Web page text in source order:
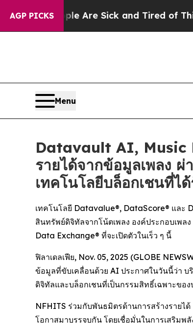
AGP PICKSAre Sick and Tired of This Politics
Menu
Datavault AI, Music
รายได้จากข้อมูลเพลง
เทคโนโลยีบล็อกเชนที่ไ
เทคโนโลยี Datavalue®, DataScore® และ
สินทรัพย์ดิจิทัลจากโน้ตเพลง องค์ประกอบเพ
Data Exchange® ที่จะเปิดตัวในเร็ว ๆ นี้
ฟิลาเดลเฟีย, Nov. 05, 2025 (GLOBE
ข้อมูลที่ขับเคลื่อนด้วย AI ประกาศในวันนี้ว่า บ
ดิจิทัลและบล็อกเชนที่เป็นกรรมสิทธิ์เฉพาะขอ
NFHITS ร่วมกับพันธมิตรด้านการสร้างรายไ
โอกาสมาบรรจบกัน โดยเชื่อมั่นในการเสริมพ